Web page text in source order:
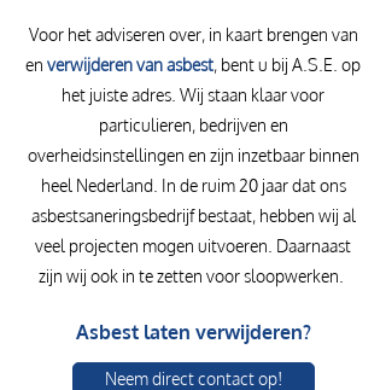
Voor het adviseren over, in kaart brengen van
en verwijderen van asbest, bent u bij A.S.E. op
het juiste adres. Wij staan klaar voor
particulieren, bedrijven en
overheidsinstellingen en zijn inzetbaar binnen
heel Nederland. In de ruim 20 jaar dat ons
asbestsaneringsbedrijf bestaat, hebben wij al
veel projecten mogen uitvoeren. Daarnaast
zijn wij ook in te zetten voor sloopwerken.
Asbest laten verwijderen?
Neem direct contact op!